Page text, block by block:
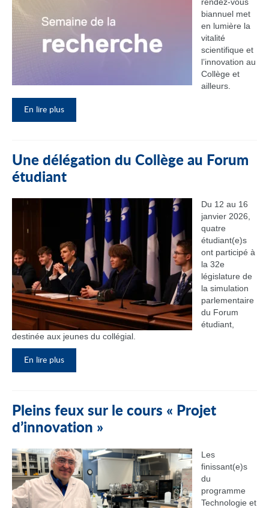
biannuel met
en lumière la
vitalité
scientifique et
l’innovation au
Collège et
ailleurs.
En lire plus
Une délégation du Collège au Forum
étudiant
Du 12 au 16
janvier 2026,
quatre
étudiant(e)s
ont participé à
la 32e
législature de
la simulation
parlementaire
du Forum
étudiant,
destinée aux jeunes du collégial.
En lire plus
Pleins feux sur le cours « Projet
d’innovation »
Les
finissant(e)s
du
programme
Technologie et